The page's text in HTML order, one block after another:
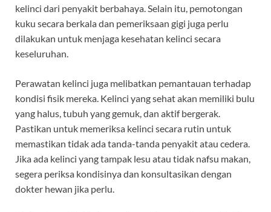
kelinci dari penyakit berbahaya. Selain itu, pemotongan
kuku secara berkala dan pemeriksaan gigi juga perlu
dilakukan untuk menjaga kesehatan kelinci secara
keseluruhan.
Perawatan kelinci juga melibatkan pemantauan terhadap
kondisi fisik mereka. Kelinci yang sehat akan memiliki bulu
yang halus, tubuh yang gemuk, dan aktif bergerak.
Pastikan untuk memeriksa kelinci secara rutin untuk
memastikan tidak ada tanda-tanda penyakit atau cedera.
Jika ada kelinci yang tampak lesu atau tidak nafsu makan,
segera periksa kondisinya dan konsultasikan dengan
dokter hewan jika perlu.